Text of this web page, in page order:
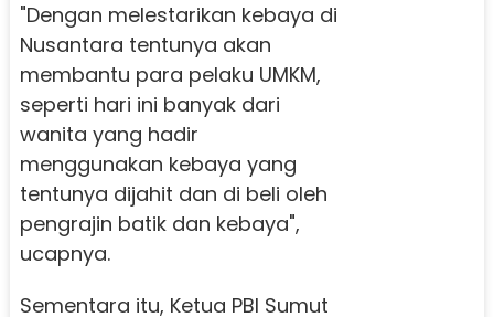
"Dengan melestarikan kebaya di
Nusantara tentunya akan
membantu para pelaku UMKM,
seperti hari ini banyak dari
wanita yang hadir
menggunakan kebaya yang
tentunya dijahit dan di beli oleh
pengrajin batik dan kebaya",
ucapnya.
Sementara itu, Ketua PBI Sumut